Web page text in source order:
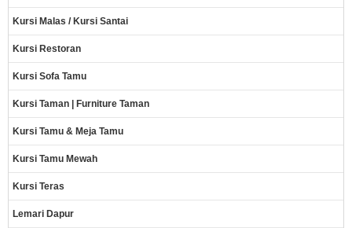
Kursi Malas / Kursi Santai
Kursi Restoran
Kursi Sofa Tamu
Kursi Taman | Furniture Taman
Kursi Tamu & Meja Tamu
Kursi Tamu Mewah
Kursi Teras
Lemari Dapur